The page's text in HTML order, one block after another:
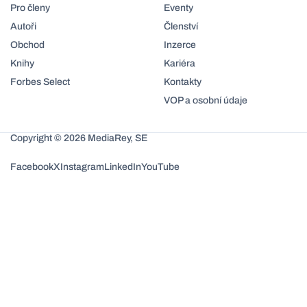
Pro členy
Autoři
Obchod
Knihy
Forbes Select
Eventy
Členství
Inzerce
Kariéra
Kontakty
VOP a osobní údaje
Copyright © 2026 MediaRey, SE
FacebookXInstagramLinkedInYouTube